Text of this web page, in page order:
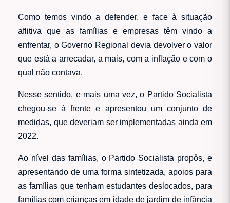
Como temos vindo a defender, e face à situação
aflitiva que as famílias e empresas têm vindo a
enfrentar, o Governo Regional devia devolver o valor
que está a arrecadar, a mais, com a inflação e com o
qual não contava.
Nesse sentido, e mais uma vez, o Partido Socialista
chegou-se à frente e apresentou um conjunto de
medidas, que deveriam ser implementadas ainda em
2022.
Ao nível das famílias, o Partido Socialista propôs, e
apresentando de uma forma sintetizada, apoios para
as famílias que tenham estudantes deslocados, para
famílias com crianças em idade de jardim de infância